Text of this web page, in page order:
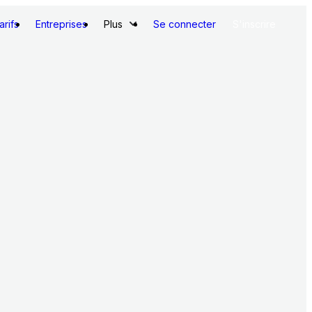
Entreprises Plus Se connecter